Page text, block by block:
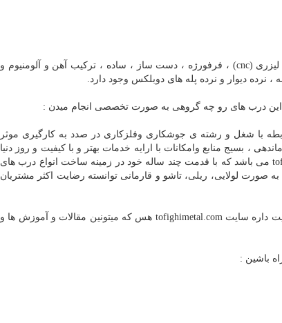
درب های فلزی پارکینگ ، حیاط ، باغ ، نفر رو ، ویلا و لابی در انواع طرح لیزری (cnc) ، فرفورژه ، دست ساز ، ساده ، ترکیب آهن و آلومنیوم و
نرده دیوار و نرده پله های دوبلکس وجود دارد.
درب های رو چه گروهی به صورت تخصصی انجام میدن :
با شغل و رشته ی جوشکاری وفلزکاری در صدد به کارگیری موثر
، بسیج منابع وامکانات با ارایه خدمات بهتر و با کیفیت و روز دنیا
اماده همکاری می باشد رادین فلز می باشد که به آدرس tofighimetaldoor.ir می باشد که با قدمت چند ساله خود در زمینه ساخت انواع درب های
صورت لولایی، ریلی، تاشو و قارمانی توانسته رضایت اکثر مشتریان
از جمله سایت مهم دیگه ای که در زمینه سفارش ساخت درب فلزی فعالیت داره سایت tofighimetal.com هس که میتونین مقالات و آموزش ها و
باشین :